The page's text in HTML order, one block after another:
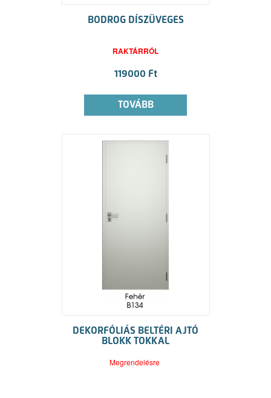
BODROG DÍSZÜVEGES
RAKTÁRRÓL
119000 Ft
TOVÁBB
DEKORFÓLIÁS BELTÉRI AJTÓ
BLOKK TOKKAL
Megrendelésre